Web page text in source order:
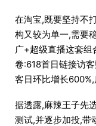
在淘宝,既要坚持不
构又较为单一,需要
广+超级直播这套组
卷:618首日链接访
客日环比增长600%,
据透露,麻辣王子先
测试,并逐步加投,带